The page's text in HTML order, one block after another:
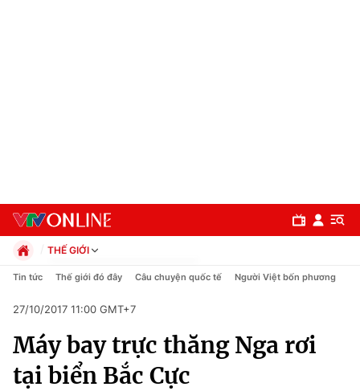
Chuyên mục
Chính trị
THẾ GIỚI
Chính trị
Pháp luật
Kinh tế
Thể thao
Truyền hình
Tin tức Thế giới đó đây Câu chuyện quốc tế Người Việt bốn phương
27/10/2017 11:00 GMT+7
Máy bay trực thăng Nga rơi
tại biển Bắc Cực